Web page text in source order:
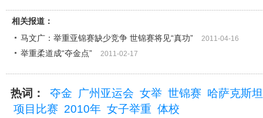
相关报道：
马文广：举重亚锦赛缺少竞争 世锦赛将见“真功”
2011-04-16
举重柔道成“夺金点” 2011-02-17
热词： 夺金 广州亚运会 女举 世锦赛 哈萨克斯坦
项目比赛 2010年 女子举重 体校